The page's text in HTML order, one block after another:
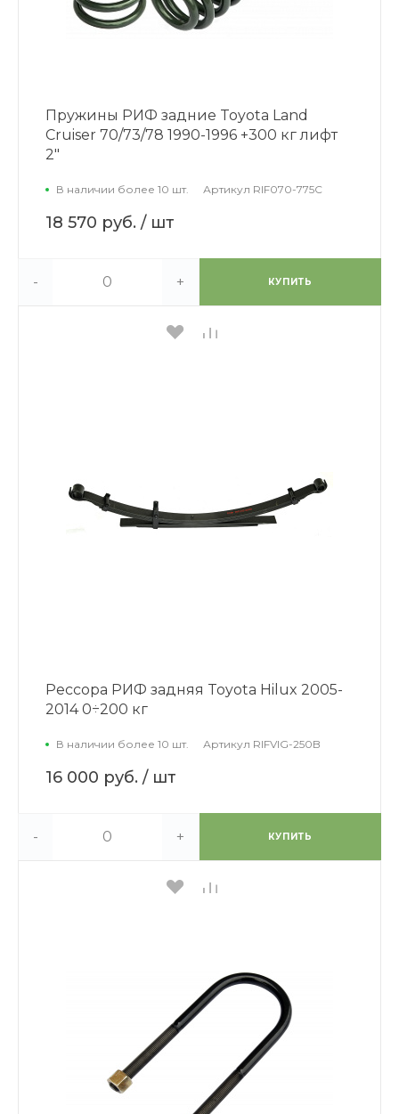
Пружины РИФ задние Toyota Land
Cruiser 70/73/78 1990-1996 +300 кг лифт
2"
В наличии более 10 шт. Артикул RIF070-775C
18 570 руб. / шт
- + КУПИТЬ
Рессора РИФ задняя Toyota Hilux 2005-
2014 0÷200 кг
В наличии более 10 шт. Артикул RIFVIG-250B
16 000 руб. / шт
- + КУПИТЬ